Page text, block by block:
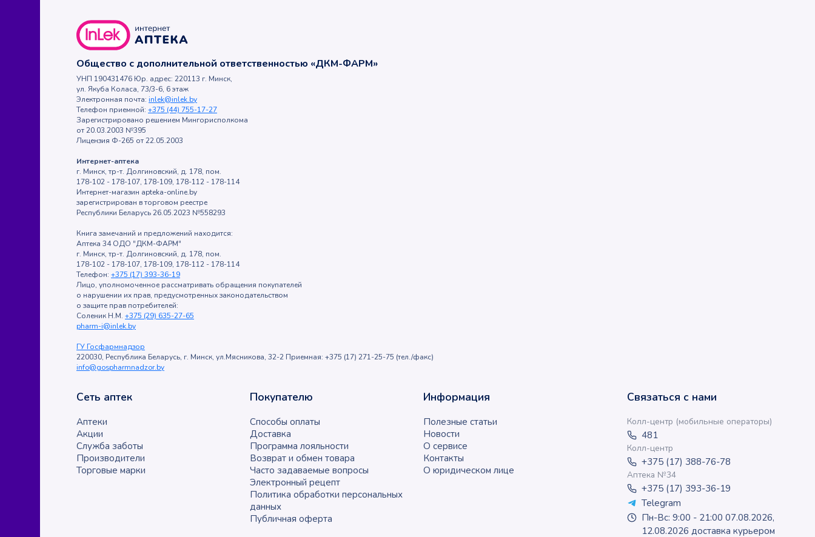
Общество с дополнительной ответственностью «ДКМ-ФАРМ»
УНП 190431476 Юр. адрес: 220113 г. Минск,
ул. Якуба Коласа, 73/3-6, 6 этаж
Электронная почта: inlek@inlek.by
Телефон приемной: +375 (44) 755-17-27
Зарегистрировано решением Мингорисполкома
от 20.03.2003 №395
Лицензия Ф-265 от 22.05.2003
Интернет-аптека
г. Минск, тр-т. Долгиновский, д. 178, пом.
178-102 - 178-107, 178-109, 178-112 - 178-114
Интернет-магазин apteka-online.by
зарегистрирован в торговом реестре
Республики Беларусь 26.05.2023 №558293
Книга замечаний и предложений находится:
Аптека 34 ОДО "ДКМ-ФАРМ"
г. Минск, тр-т. Долгиновский, д. 178, пом.
178-102 - 178-107, 178-109, 178-112 - 178-114
Телефон: +375 (17) 393-36-19
Лицо, уполномоченное рассматривать обращения покупателей
о нарушении их прав, предусмотренных законодательством
о защите прав потребителей:
Соленик Н.М. +375 (29) 635-27-65
pharm-i@inlek.by
ГУ Госфармнадзор
220030, Республика Беларусь, г. Минск, ул.Мясникова, 32-2 Приемная: +375 (17) 271-25-75 (тел./факс)
info@gospharmnadzor.by
Сеть аптек
Аптеки
Акции
Служба заботы
Производители
Торговые марки
Покупателю
Способы оплаты
Доставка
Программа лояльности
Возврат и обмен товара
Часто задаваемые вопросы
Электронный рецепт
Политика обработки персональных
данных
Публичная оферта
Информация
Полезные статьи
Новости
О сервисе
Контакты
О юридическом лице
Связаться с нами
Колл-центр (мобильные операторы)
481
Колл-центр
+375 (17) 388-76-78
Аптека №34
+375 (17) 393-36-19
Telegram
Пн-Вс: 9:00 - 21:00 07.08.2026,
12.08.2026 доставка курьером